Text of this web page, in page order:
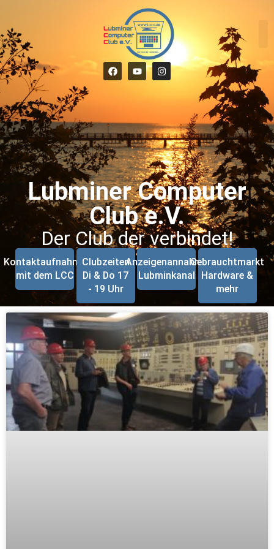
Lubminer Computer
Club e.V.
Der Club der verbindet!
Kontaktaufnahme
mit dem LCC
Clubzeiten
Di & Do 17
- 19 Uhr
Anzeigenannahme
Lubminkanal
Gebrauchtmarkt
Hardware &
mehr